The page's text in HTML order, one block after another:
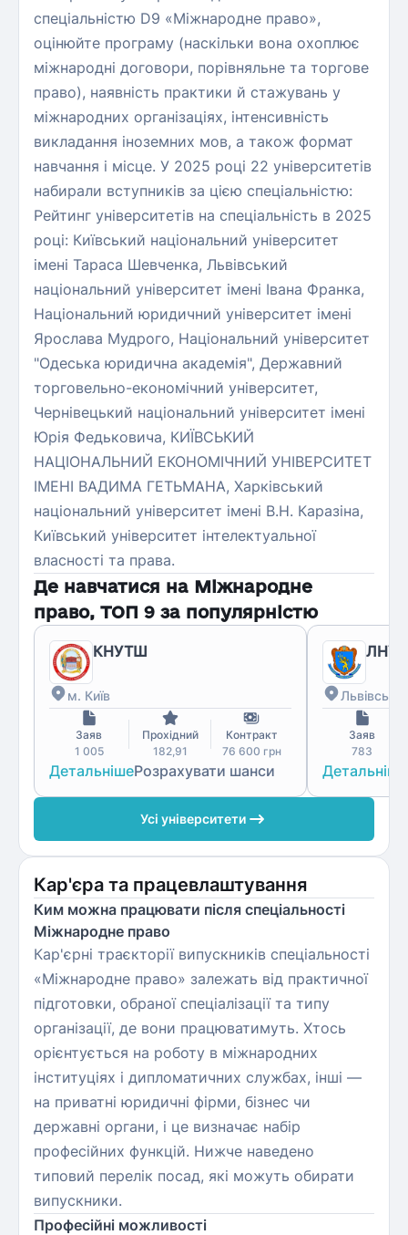
спеціальністю D9 «Міжнародне право»,
оцінюйте програму (наскільки вона охоплює
міжнародні договори, порівняльне та торгове
право), наявність практики й стажувань у
міжнародних організаціях, інтенсивність
викладання іноземних мов, а також формат
навчання і місце. У 2025 році 22 університетів
набирали вступників за цією спеціальністю:
Рейтинг університетів на спеціальність в 2025
році: Київський національний університет
імені Тараса Шевченка, Львівський
національний університет імені Івана Франка,
Національний юридичний університет імені
Ярослава Мудрого, Національний університет
"Одеська юридична академія", Державний
торговельно-економічний університет,
Чернівецький національний університет імені
Юрія Федьковича, КИЇВСЬКИЙ
НАЦІОНАЛЬНИЙ ЕКОНОМІЧНИЙ УНІВЕРСИТЕТ
ІМЕНІ ВАДИМА ГЕТЬМАНА, Харківський
національний університет імені В.Н. Каразіна,
Київський університет інтелектуальної
власності та права.
Де навчатися на Міжнародне
право, ТОП 9 за популярністю
КНУТШ
м. Київ
Заяв
1 005
Прохідний
182,91
Контракт
76 600 грн
ДетальнішеРозрахувати шанси
ЛНУ
Львівська
Заяв
783
Детальніше
Усі університети
Кар'єра та працевлаштування
Ким можна працювати після спеціальності
Міжнародне право
Кар'єрні траєкторії випускників спеціальності
«Міжнародне право» залежать від практичної
підготовки, обраної спеціалізації та типу
організації, де вони працюватимуть. Хтось
орієнтується на роботу в міжнародних
інституціях і дипломатичних службах, інші —
на приватні юридичні фірми, бізнес чи
державні органи, і це визначає набір
професійних функцій. Нижче наведено
типовий перелік посад, які можуть обирати
випускники.
Професійні можливості